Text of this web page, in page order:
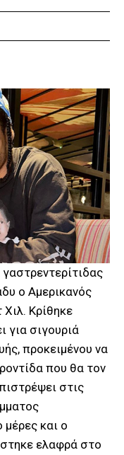
ο Αμερικανός
Κρίθηκε
για σιγουριά
προκειμένου να
που θα τον
στις
μέρες και ο
ελαφρά στο